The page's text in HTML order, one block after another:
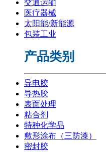
交通运输
医疗器械
太阳能/新能源
包装工业
产品类别
导电胶
导热胶
表面处理
粘合剂
特种化学品
敷形涂布（三防漆）
密封胶